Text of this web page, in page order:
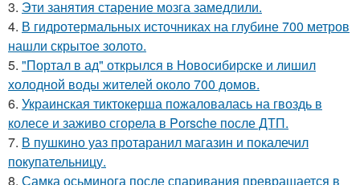
3. Эти занятия старение мозга замедлили.
4. В гидротермальных источниках на глубине 700 метров
нашли скрытое золото.
5. "Портал в ад" открылся в Новосибирске и лишил
холодной воды жителей около 700 домов.
6. Украинская тиктокерша пожаловалась на гвоздь в
колесе и заживо сгорела в Porsche после ДТП.
7. В пушкино уаз протаранил магазин и покалечил
покупательницу.
8. Самка осьминога после спаривания превращается в